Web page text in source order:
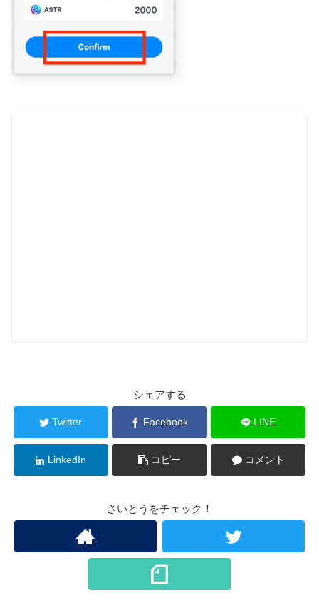
シェアする
Twitter Facebook LINE
LinkedIn コピー コメント
さいとうをチェック！